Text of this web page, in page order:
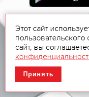
Этот сайт
сайт, вы
Принять